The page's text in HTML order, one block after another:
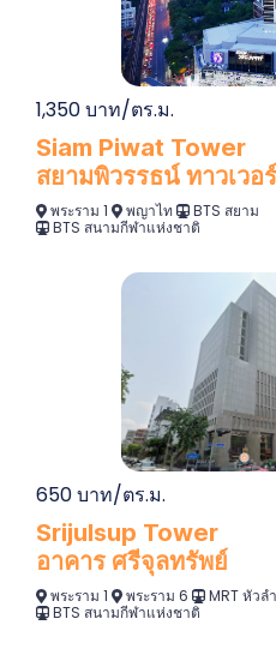
1,350 บาท/ตร.ม.
Siam Piwat Tower
สยามพิวรรธน์ ทาวเวอร์
พระราม 1 พญาไท
BTS สยาม
BTS สนามกีฬาแห่งชาติ
650 บาท/ตร.ม.
Srijulsup Tower
อาคาร ศรีจุลทรัพย์
พระราม 1 พระราม 6
MRT หัวล
BTS สนามกีฬาแห่งชาติ